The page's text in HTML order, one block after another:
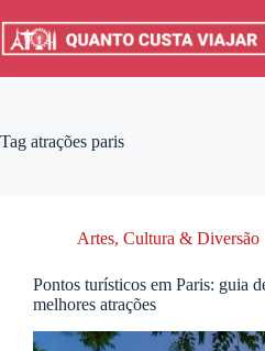
para
Tag atrações paris
Artes, Cultura & Diversão
Pontos turísticos em Paris: guia
melhores atrações